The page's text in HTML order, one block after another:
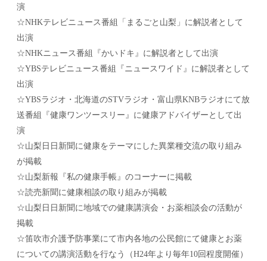
演
☆NHKテレビニュース番組「まるごと山梨」に解説者として
出演
☆NHKニュース番組『かいドキ』に解説者として出演
☆YBSテレビニュース番組『ニュースワイド』に解説者として
出演
☆YBSラジオ・北海道のSTVラジオ・富山県KNBラジオにて放
送番組『健康ワンツースリー』に健康アドバイザーとして出
演
☆山梨日日新聞に健康をテーマにした異業種交流の取り組み
が掲載
☆山梨新報『私の健康手帳』のコーナーに掲載
☆読売新聞に健康相談の取り組みが掲載
☆山梨日日新聞に地域での健康講演会・お薬相談会の活動が
掲載
☆笛吹市介護予防事業にて市内各地の公民館にて健康とお薬
についての講演活動を行なう（H24年より毎年10回程度開催）